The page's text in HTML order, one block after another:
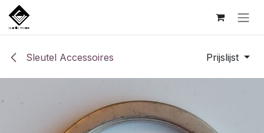
Overslaan naar inhoud
Sleutel Accessoires Prijslijst